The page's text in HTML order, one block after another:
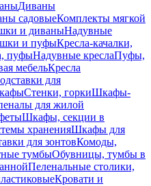
Диваны
садовыеКомплекты мягкой
и диваныНадувные
и пуфыКресла-качалки,
пуфыНадувные креслаПуфы,
мебельКресла
для
Стенки, горкиШкафы-
для жилой
Шкафы, секции в
храненияШкафы для
для зонтовКомоды,
тумбыОбувницы, тумбы в
Пеленальные столики,
Кровати и